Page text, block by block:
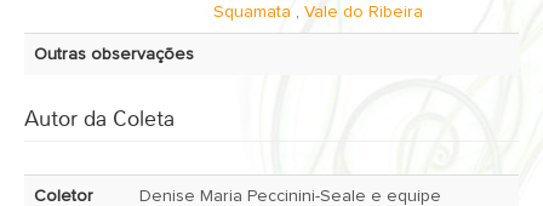
Squamata , Vale do Ribeira
Outras observações
Autor da Coleta
Coletor Denise Maria Peccinini-Seale e equipe